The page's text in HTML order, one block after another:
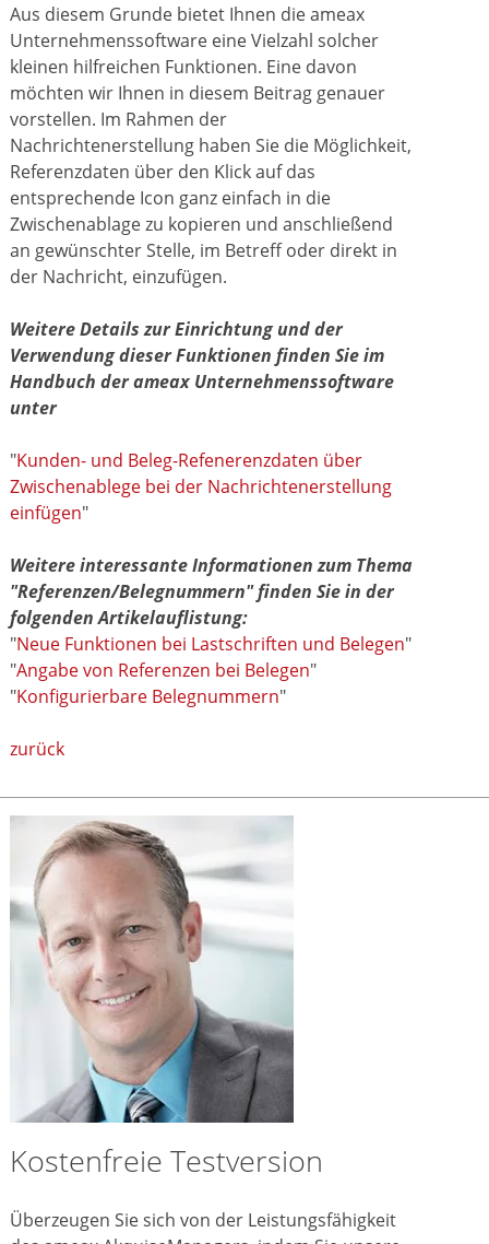
Aus diesem Grunde bietet Ihnen die ameax
Unternehmenssoftware eine Vielzahl solcher
kleinen hilfreichen Funktionen. Eine davon
möchten wir Ihnen in diesem Beitrag genauer
vorstellen. Im Rahmen der
Nachrichtenerstellung haben Sie die Möglichkeit,
Referenzdaten über den Klick auf das
entsprechende Icon ganz einfach in die
Zwischenablage zu kopieren und anschließend
an gewünschter Stelle, im Betreff oder direkt in
der Nachricht, einzufügen.
Weitere Details zur Einrichtung und der
Verwendung dieser Funktionen finden Sie im
Handbuch der ameax Unternehmenssoftware
unter
"Kunden- und Beleg-Refenerenzdaten über
Zwischenablege bei der Nachrichtenerstellung
einfügen"
Weitere interessante Informationen zum Thema
"Referenzen/Belegnummern" finden Sie in der
folgenden Artikelauflistung:
"Neue Funktionen bei Lastschriften und Belegen"
"Angabe von Referenzen bei Belegen"
"Konfigurierbare Belegnummern"
zurück
Kostenfreie Testversion
Überzeugen Sie sich von der Leistungsfähigkeit